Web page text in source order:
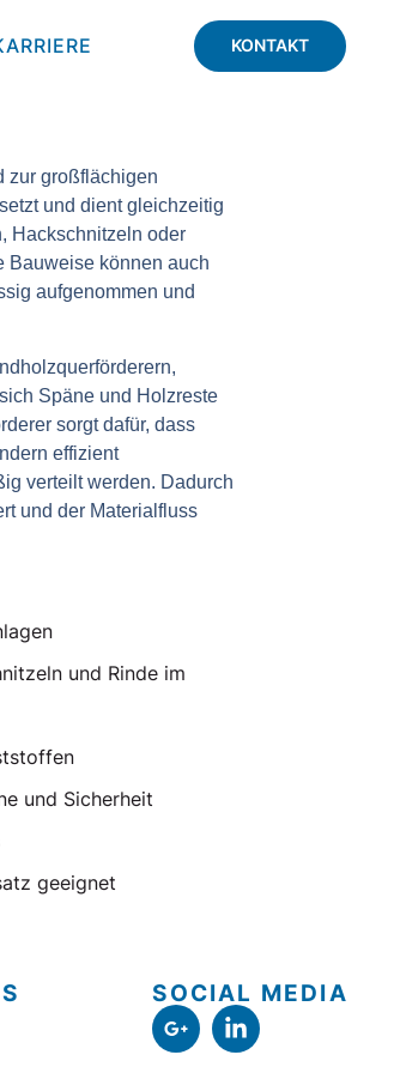
KONTAKT
zurgroßflächigen
und dient gleichzeitig
Hackschnitzeln oder
Bauweise können auch
aufgenommen und
Späne und Holzreste
sorgt dafür, dass
effizient
verteilt werden. Dadurch
und der Materialfluss
und Rinde im
und Sicherheit
geeignet
SOCIAL MEDIA